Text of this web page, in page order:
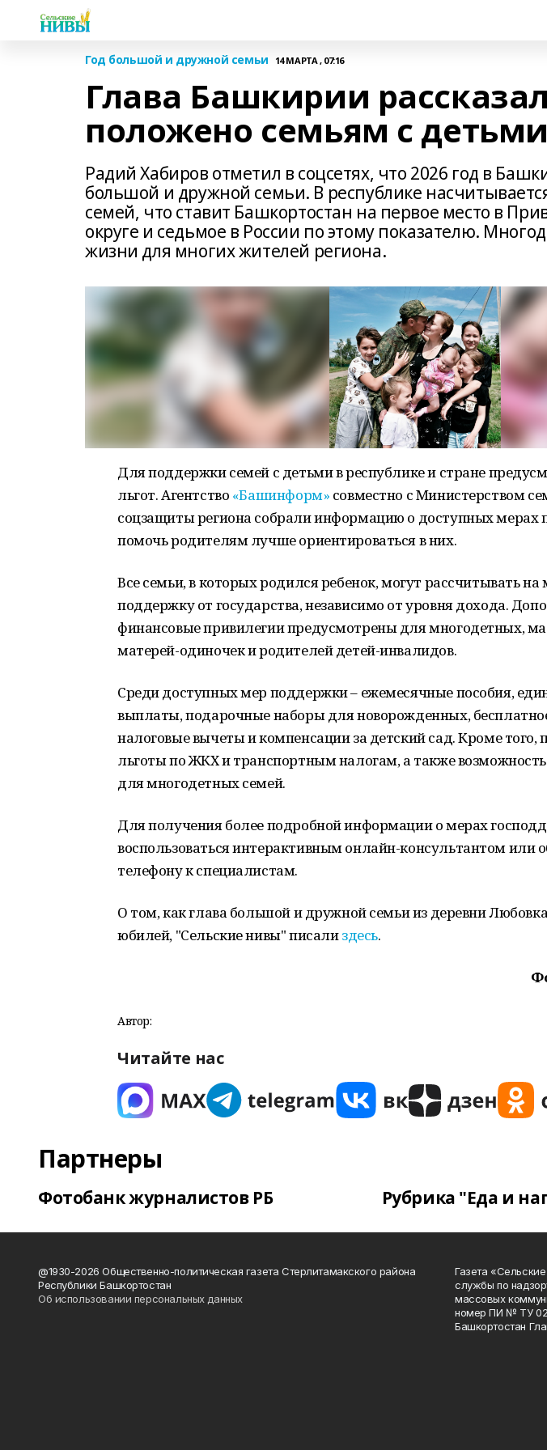
Год большой и дружной семьи 14 МАРТА , 07:16
Глава Башкирии
положено семьям с детьми
Радий Хабиров отметил в соцсетях, что 2026 год в
большой и дружной семьи. В республике
семей, что ставит Башкортостан на первое место в
округе и седьмое в России по этому показателю.
жизни для многих жителей региона.
Для поддержки семей с детьми в республике и стране
льгот. Агентство «Башинформ» совместно с Министерством
соцзащиты региона собрали информацию о доступных мерах
помочь родителям лучше ориентироваться в них.
Все семьи, в которых родился ребенок, могут рассчитывать
поддержку от государства, независимо от уровня дохода.
финансовые привилегии предусмотрены для многодетных,
матерей-одиночек и родителей детей-инвалидов.
Среди доступных мер поддержки – ежемесячные пособия,
выплаты, подарочные наборы для новорожденных,
налоговые вычеты и компенсации за детский сад. Кроме
льготы по ЖКХ и транспортным налогам, а также
для многодетных семей.
Для получения более подробной информации о мерах
воспользоваться интерактивным онлайн-консультантом или
телефону к специалистам.
О том, как глава большой и дружной семьи из деревни
юбилей, "Сельские нивы" писализдесь.
Автор:
Читайте нас
Партнеры
Фотобанк журналистов РБ Рубрика "Еда и
@1930-2026 Общественно-политическая газета Стерлитамакского района
Республики Башкортостан
Об использовании персональных данных
Газета
службы по
массовых
номер ПИ № ТУ 02
Башкортостан